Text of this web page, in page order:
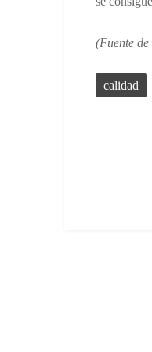
(Fuente
calidad